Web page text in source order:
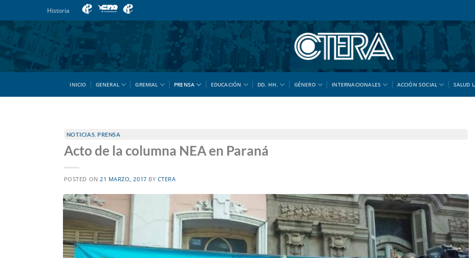
al
contenido
Historia
INICIO GENERAL GREMIAL PRENSA EDUCACIÓN DD. HH. GÉNERO INTERNACIONALES ACCIÓN SOCIAL SALUD
NOTICIAS ,PRENSA
Acto de la columna NEA en Paraná
POSTED ON21 MARZO, 2017 BY CTERA